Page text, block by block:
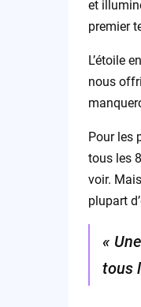
et
premier
L’étoile
nous
Pour les
tous les
voir.
plupart
«
tous